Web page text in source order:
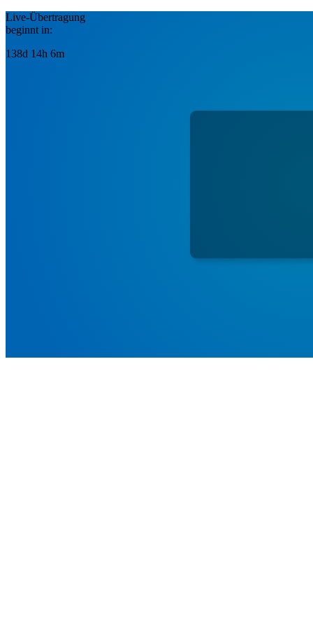
Live-Übertragung
beginnt in:
138d 14h 6m